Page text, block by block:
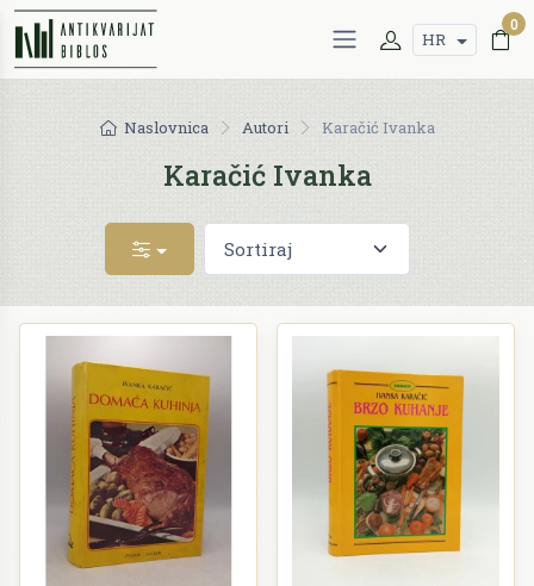
HR
0
Naslovnica Autori Karačić Ivanka
Karačić Ivanka